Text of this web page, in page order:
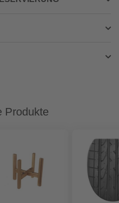
Produkte